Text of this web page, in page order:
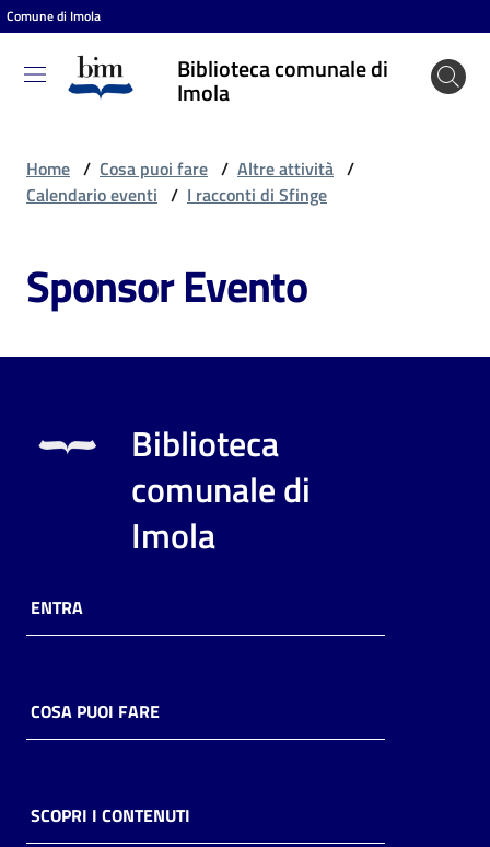
Vai al contenuto
Vai alla navigazione
Vai al footer
Comune di Imola
Biblioteca comunale di
Imola
Biblioteca
comunale
puoi
Risorse
online
Casa
Piani
Home / Cosa puoi fare / Altre attività /
Calendario eventi / I racconti di Sfinge
Sponsor Evento
Biblioteca
comunale di
Imola
ENTRA
COSA PUOI FARE
SCOPRI I CONTENUTI